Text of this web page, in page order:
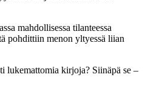
mahdollisessa tilanteessa
pohdittiin menon yltyessä liian
lukemattomia kirjoja? Siinäpä se –